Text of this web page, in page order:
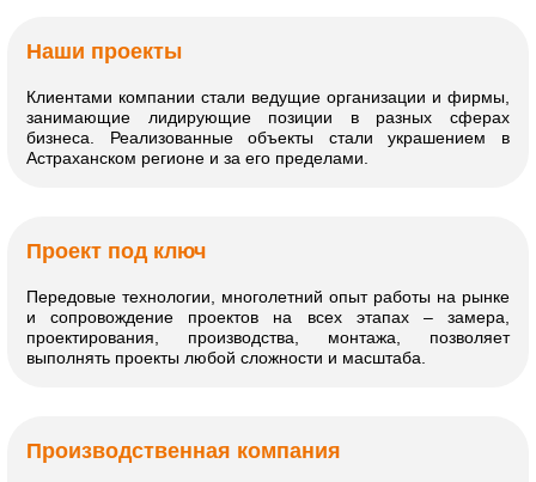
Наши проекты
Клиентами компании стали ведущие организации и фирмы,
занимающие лидирующие позиции в разных сферах
бизнеса. Реализованные объекты стали украшением в
Астраханском регионе и за его пределами.
Проект под ключ
Передовые технологии, многолетний опыт работы на рынке
и сопровождение проектов на всех этапах – замера,
проектирования, производства, монтажа, позволяет
выполнять проекты любой сложности и масштаба.
Производственная компания